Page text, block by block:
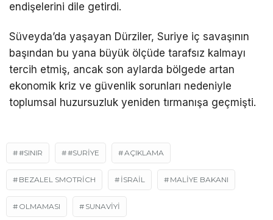
endişelerini dile getirdi.
Süveyda’da yaşayan Dürziler, Suriye iç savaşının
başından bu yana büyük ölçüde tarafsız kalmayı
tercih etmiş, ancak son aylarda bölgede artan
ekonomik kriz ve güvenlik sorunları nedeniyle
toplumsal huzursuzluk yeniden tırmanışa geçmişti.
#SINIR #SURIYE AÇIKLAMA
BEZALEL SMOTRICH ISRAIL MALIYE BAKANI
OLMAMASI SUNAVIYI